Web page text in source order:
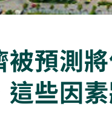
被預測
這些因